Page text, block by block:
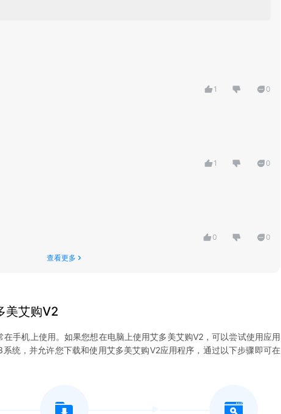
版本有没有评论功能。旧版本是没有评论功能的。
1 0
1 0
0 0
查看更多
美艾购V2
在手机上使用。如果您想在电脑上使用艾多美艾购V2，可以尝试使用应用
统，并允许您下载和使用艾多美艾购V2应用程序，通过以下步骤即可在